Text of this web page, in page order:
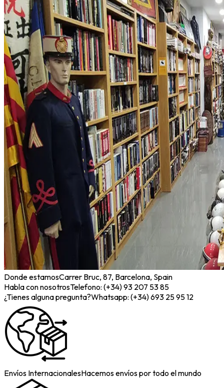
Donde estamosCarrer Bruc, 87, Barcelona, Spain
Habla con nosotrosTelefono: (+34) 93 207 53 85
¿Tienes alguna pregunta?Whatsapp: (+34) 693 25 95 12
Envíos InternacionalesHacemos envíos por todo el mundo